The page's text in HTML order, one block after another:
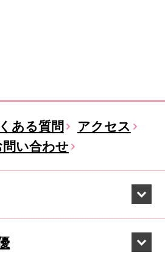
ある質問
アクセス
問い合わせ